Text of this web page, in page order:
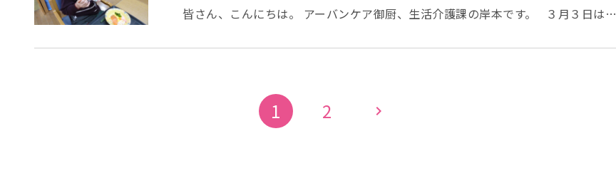
皆さん、こんにちは。 アーバンケア御厨、生活介護課の岸本です。 ３月３日はひ
なので、華やかで縁起の良い具材が使われています。 アーバンケア御厨の昼食も
の子のお祝いの日ですが、もちろん男性のご入居者様にも喜んでいただけました。
おやつは、ひし餅をイメージした三色花ゼリーでした。 各フロアにもおひな様
を飾り、皆様に見て頂きました。 いつまでも飾って見ていたいところですが、 お
1 2 chevron_right